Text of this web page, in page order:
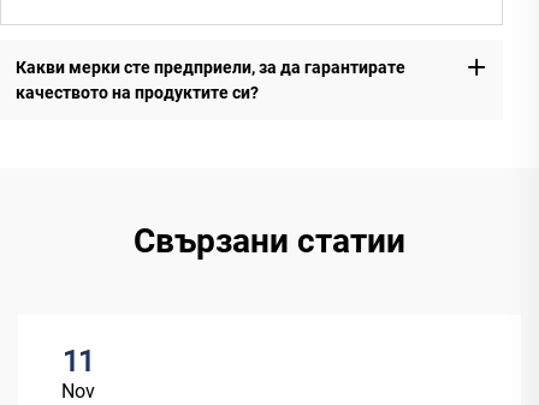
Какви мерки сте предприели, за да гарантирате
качеството на продуктите си?
Свързани статии
11
Nov